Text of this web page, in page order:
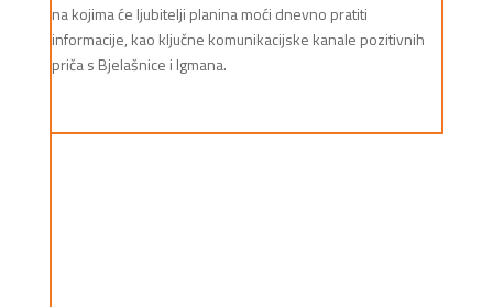
na kojima će ljubitelji planina moći dnevno pratiti
informacije, kao ključne komunikacijske kanale pozitivnih
priča s Bjelašnice i Igmana.